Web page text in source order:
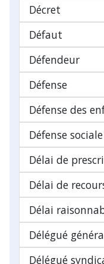
Décret
Défaut
Défendeur
Défense
Défense des
Défense sociale
Délai de
Délai de
Délai
Délégué
Délégué